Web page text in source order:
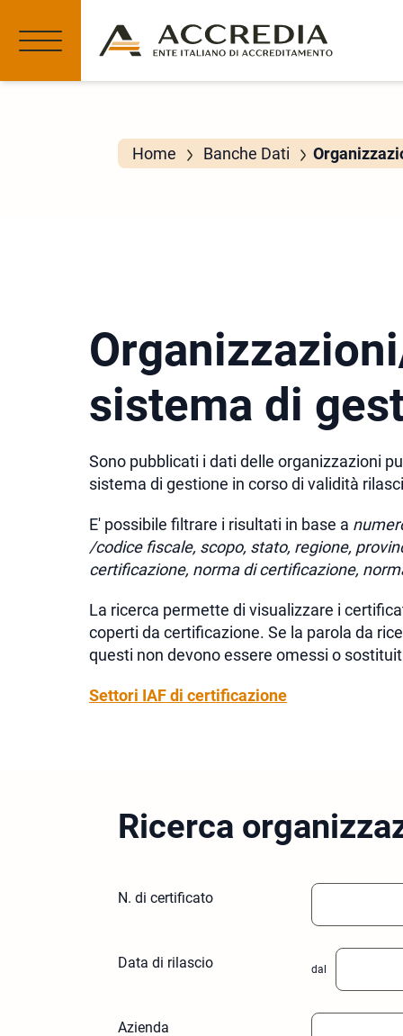
Home Banche Dati
sistema di
Sono pubblicati i dati delle organizzazioni
sistema di gestione in corso di validità
E' possibile filtrare i risultati in base a
/codice fiscale, scopo, stato, regione,
certificazione, norma di certificazione,
La ricerca permette di visualizzare i
coperti da certificazione. Se la parola da
questi non devono essere omessi o
Settori IAF di certificazione
Ricerca
N. di certificato
Data di rilascio dal
Azienda